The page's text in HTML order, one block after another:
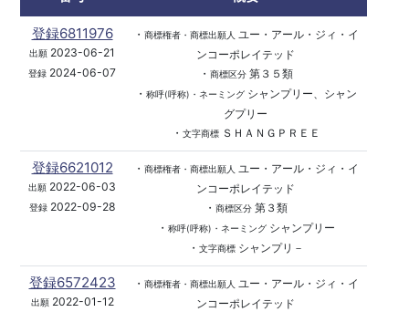
登録6811976
出願 2023-06-21
登録 2024-06-07
・ 商標権者・商標出願人 ユー・アール・ジィ・イ
ンコーポレイテッド
・ 商標区分第３５類
・ 称呼(呼称)・ネーミングシャンプリー、シャン
グプリー
・ 文字商標ＳＨＡＮＧＰＲＥＥ
登録6621012
出願 2022-06-03
登録2022-09-28
・ 商標権者・商標出願人 ユー・アール・ジィ・イ
ンコーポレイテッド
・ 商標区分第３類
・ 称呼(呼称)・ネーミングシャンプリー
・ 文字商標シャンプリ－
登録6572423
出願2022-01-12
・ 商標権者・商標出願人 ユー・アール・ジィ・イ
ンコーポレイテッド